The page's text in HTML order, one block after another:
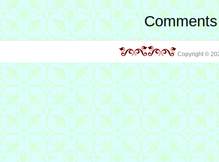
Copyright ©